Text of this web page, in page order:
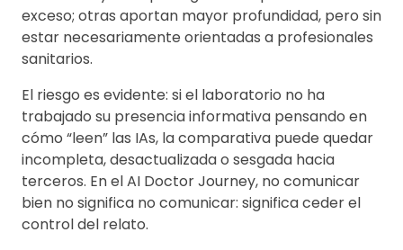
exceso; otras aportan mayor profundidad, pero sin
estar necesariamente orientadas a profesionales
sanitarios.
El riesgo es evidente: si el laboratorio no ha
trabajado su presencia informativa pensando en
cómo “leen” las IAs, la comparativa puede quedar
incompleta, desactualizada o sesgada hacia
terceros. En el AI Doctor Journey, no comunicar
bien no significa no comunicar: significa ceder el
control del relato.